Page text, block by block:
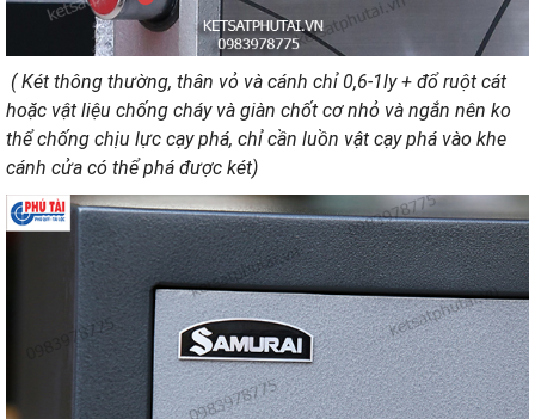
( Két thông thường, thân vỏ và cánh chỉ 0,6-1ly + đổ ruột cát
hoặc vật liệu chống cháy và giàn chốt cơ nhỏ và ngắn nên ko
thể chống chịu lực cạy phá, chỉ cần luồn vật cạy phá vào khe
cánh cửa có thể phá được két)